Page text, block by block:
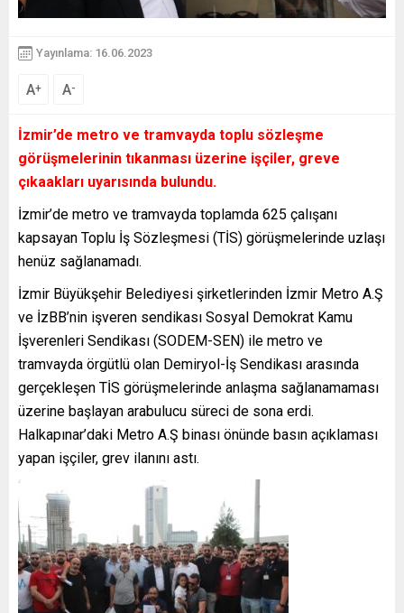
Yayınlama: 16.06.2023
A+ A-
İzmir’de metro ve tramvayda toplu sözleşme
görüşmelerinin tıkanması üzerine işçiler, greve
çıkaakları uyarısında bulundu.
İzmir’de metro ve tramvayda toplamda 625 çalışanı
kapsayan Toplu İş Sözleşmesi (TİS) görüşmelerinde uzlaşı
henüz sağlanamadı.
İzmir Büyükşehir Belediyesi şirketlerinden İzmir Metro A.Ş
ve İzBB’nin işveren sendikası Sosyal Demokrat Kamu
İşverenleri Sendikası (SODEM-SEN) ile metro ve
tramvayda örgütlü olan Demiryol-İş Sendikası arasında
gerçekleşen TİS görüşmelerinde anlaşma sağlanamaması
üzerine başlayan arabulucu süreci de sona erdi.
Halkapınar’daki Metro A.Ş binası önünde basın açıklaması
yapan işçiler, grev ilanını astı.